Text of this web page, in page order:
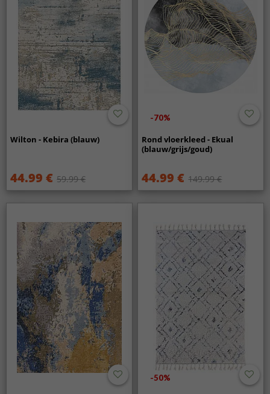
Wilton - Kebira (blauw)
44.99 € 59.99 €
-70%
Rond vloerkleed - Ekual
(blauw/grijs/goud)
44.99 € 149.99 €
-50%